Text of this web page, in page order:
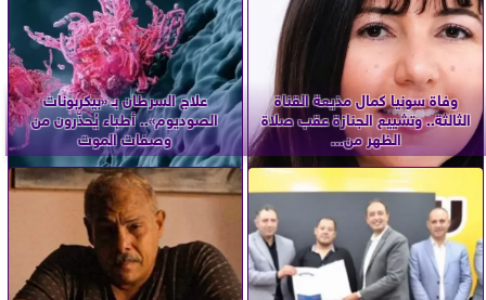
وفاة سونيا كمال مذيعة القناة
الثالثة.. وتشييع الجنازة عقب صلاة
الظهر من...
علاج السرطان بـ «بيكربونات
الصوديوم».. أطباء يُحذّرون من
وصفات الموت